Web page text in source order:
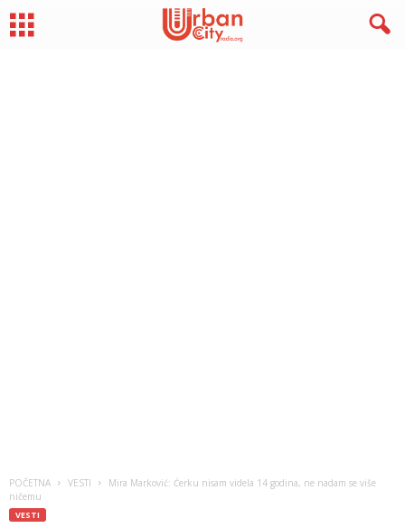
POČETNA VESTI
Mira Marković: Ćerku nisam videla 14 godina, ne nadam se više
ničemu
VESTI